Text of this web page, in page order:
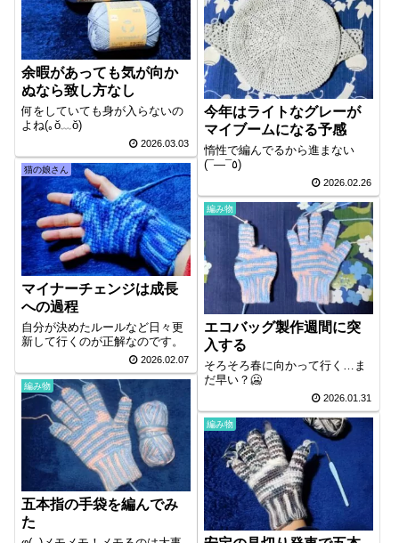
余暇があっても気が向か
ぬなら致し方なし
何をしていても身が入らないの
よね(｡ŏ﹏ŏ)
2026.03.03
今年はライトなグレーが
マイブームになる予感
惰性で編んでるから進まない
(¯―¯٥)
2026.02.26
猫の娘さん
マイナーチェンジは成長
への過程
自分が決めたルールなど日々更
新して行くのが正解なのです。
2026.02.07
編み物
エコバッグ製作週間に突
入する
そろそろ春に向かって行く…ま
だ早い？🥶
2026.01.31
編み物
五本指の手袋を編んでみ
た
編み物